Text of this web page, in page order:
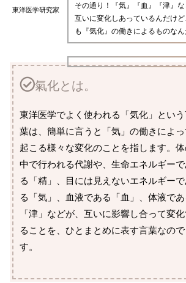
東洋医学研究家
その通り！『気』『血』『津』な
互いに変化しあっているんだけ
も『気化』の働きによるものなん
氣化とは。
東洋医学でよく使われる「気化」とい
葉は、簡単に言うと「気」の働きによっ
起こる様々な変化のことを指します。
中で行われる代謝や、生命エネルギーで
る「精」、目には見えないエネルギーで
る「気」、血液である「血」、体液であ
「津」などが、互いに影響し合って変
ることを、ひとまとめに表す言葉なので
す。